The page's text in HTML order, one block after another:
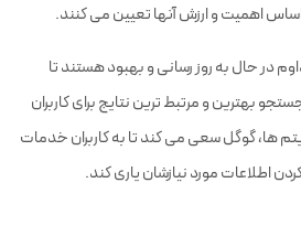
اهمیت و ارزش آنها تعیین می کنند.
در حال به روز رسانی و بهبود هستند تا
بهترین و مرتبط ترین نتایج برای کاربران
ها، گوگل سعی می کند تا به کاربران خدمات
کردن اطلاعات مورد نیازشان یاری کند.